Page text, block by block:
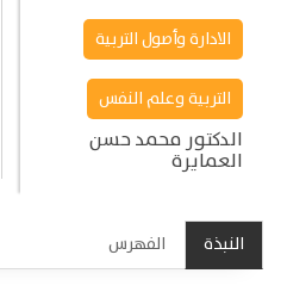
الادارة وأصول التربية
التربية وعلم النفس
الدكتور محمد حسن
العمايرة
النبذة الفهرس